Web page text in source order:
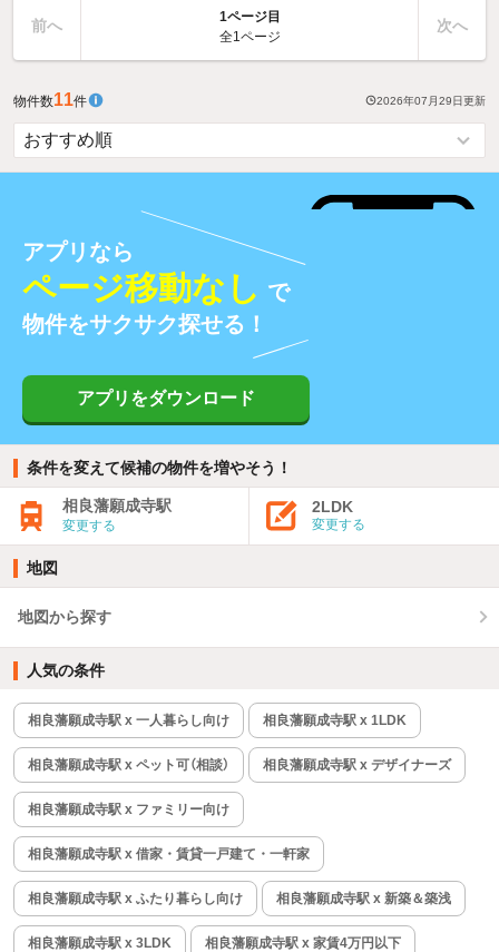
前へ
1ページ目
全1ページ
次へ
物件数11件 2026年07月29日更新
アプリなら
ページ移動なし で
物件をサクサク探せる！
アプリをダウンロード
条件を変えて候補の物件を増やそう！
相良藩願成寺駅
変更する
2LDK
変更する
地図
地図から探す
人気の条件
相良藩願成寺駅 x 一人暮らし向け 相良藩願成寺駅 x 1LDK
相良藩願成寺駅 x ペット可（相談） 相良藩願成寺駅 x デザイナーズ
相良藩願成寺駅 x ファミリー向け
相良藩願成寺駅 x 借家・賃貸一戸建て・一軒家
相良藩願成寺駅 x ふたり暮らし向け 相良藩願成寺駅 x 新築＆築浅
相良藩願成寺駅 x 3LDK 相良藩願成寺駅 x 家賃4万円以下